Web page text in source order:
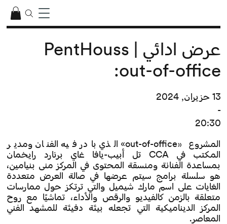
المشروع «out-of-office» الذي بادر فيه الفنان ومدير
المكتب في CCA تل أبيب-يافا غاي برنارد رايخمان
بمساعدة الفنانة ومنسقة المحتوى في المركز منى بنيامين،
هو سلسلة برامج سيتم عرضها في صالة العرض متعددة
الغايات على اسم مارك شيميل والتي ترتكز حول ممارسات
متعلقة بالزمن كالفيديو والرقص والأداء، تماشيًا مع روح
المركز الديناميكية التي تجعله بيئة دفيئة للمشهد الفني
المعاصر.
عرض ادائي | PentHouss
:out-of-office
13 حزيران, 2024
-
20:30